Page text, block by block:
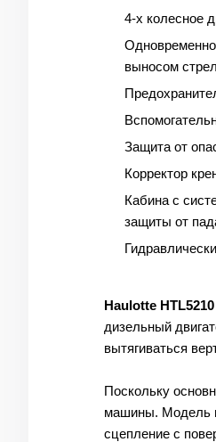
4-х колесное
выносом
Защита от
Корректор
Кабина с
защиты от
Haulotte
дизельный
вытягиваться
Поскольку
машины. Модель
сцепление с